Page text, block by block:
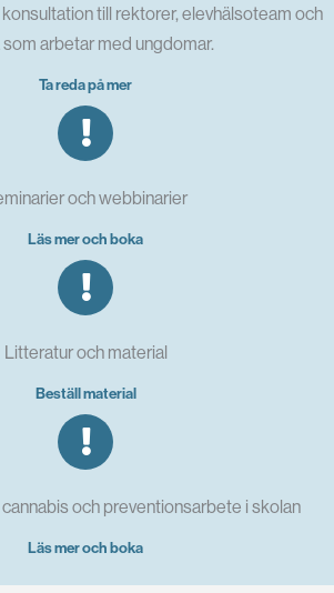
till rektorer, elevhälsoteam och
som arbetar med ungdomar.
Ta reda på mer
och webbinarier
Läs mer och boka
Litteratur och material
Beställ material
och preventionsarbete i skolan
Läs mer och boka